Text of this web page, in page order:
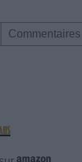
Commentaires